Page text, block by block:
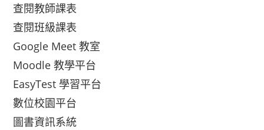
查閱教師課表
查閱班級課表
Google Meet 教室
Moodle 教學平台
EasyTest 學習平台
數位校園平台
圖書資訊系統